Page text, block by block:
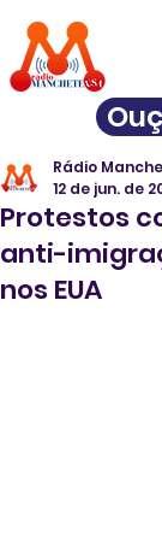
Protestos
anti-
nos EUA
Rádio
12 de jun. de